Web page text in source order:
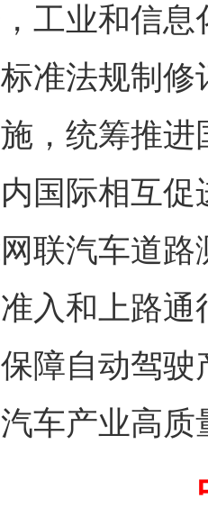
业和信息
准法规制
，统筹推
国际相互
联汽车道路
入和上路
障自动驾
车产业高质
效落实 一纸欠